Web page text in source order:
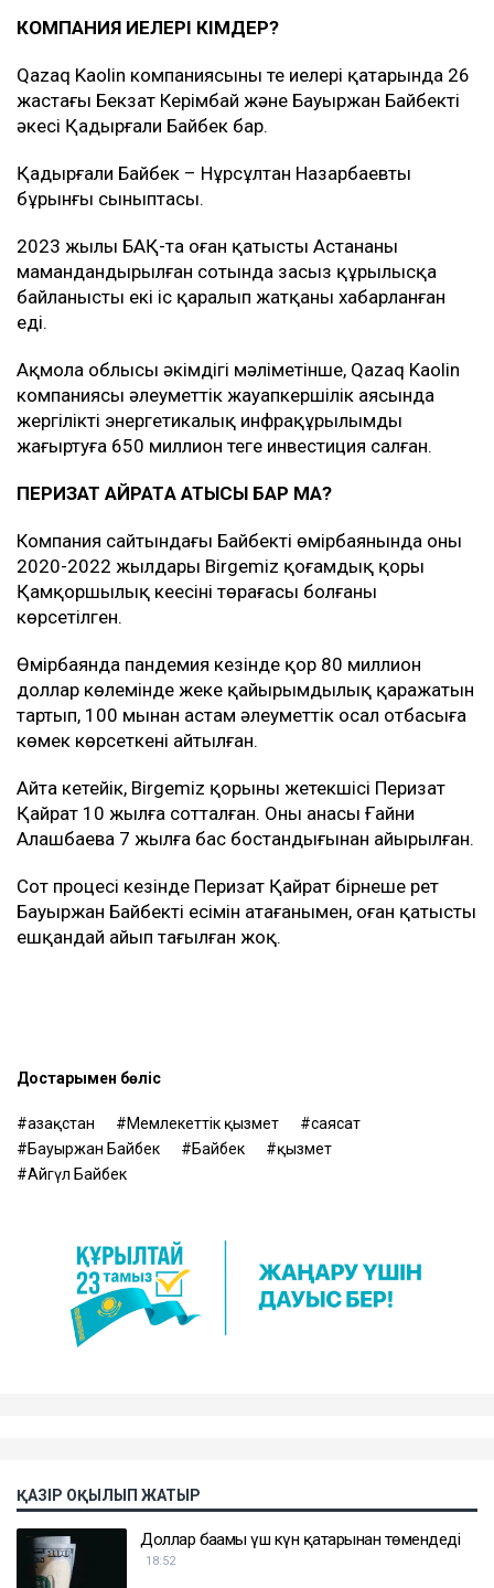
КОМПАНИЯ ИЕЛЕРІ КІМДЕР?
Qazaq Kaolin компаниясының тең иелері қатарында 26
жастағы Бекзат Керімбай және Бауыржан Байбектің
әкесі Қадырғали Байбек бар.
Қадырғали Байбек – Нұрсұлтан Назарбаевтың
бұрынғы сыныптасы.
2023 жылы БАҚ-та оған қатысты Астананың
мамандандырылған сотында заңсыз құрылысқа
байланысты екі іс қаралып жатқаны хабарланған
еді.
Ақмола облысы әкімдігі мәліметінше, Qazaq Kaolin
компаниясы әлеуметтік жауапкершілік аясында
жергілікті энергетикалық инфрақұрылымды
жаңғыртуға 650 миллион теңге инвестиция салған.
ПЕРИЗАТ ҚАЙРАТҚА ҚАТЫСЫ БАР МА?
Компания сайтындағы Байбектің өмірбаянында оның
2020-2022 жылдары Birgemiz қоғамдық қоры
Қамқоршылық кеңесінің төрағасы болғаны
көрсетілген.
Өмірбаянда пандемия кезінде қор 80 миллион
доллар көлемінде жеке қайырымдылық қаражатын
тартып, 100 мыңнан астам әлеуметтік осал отбасыға
көмек көрсеткені айтылған.
Айта кетейік, Birgemiz қорының жетекшісі Перизат
Қайрат 10 жылға сотталған. Оның анасы Ғайни
Алашбаева 7 жылға бас бостандығынан айырылған.
Сот процесі кезінде Перизат Қайрат бірнеше рет
Бауыржан Байбектің есімін атағанымен, оған қатысты
ешқандай айып тағылған жоқ.
Достарыңмен бөліс
Қазақстан Мемлекеттік қызмет
саясат
Бауыржан Байбек
Байбек
қызмет
Айгүл Байбек
ҚАЗІР ОҚЫЛЫП ЖАТЫР
Доллар бағамы үш күн қатарынан төмендеді
18:52